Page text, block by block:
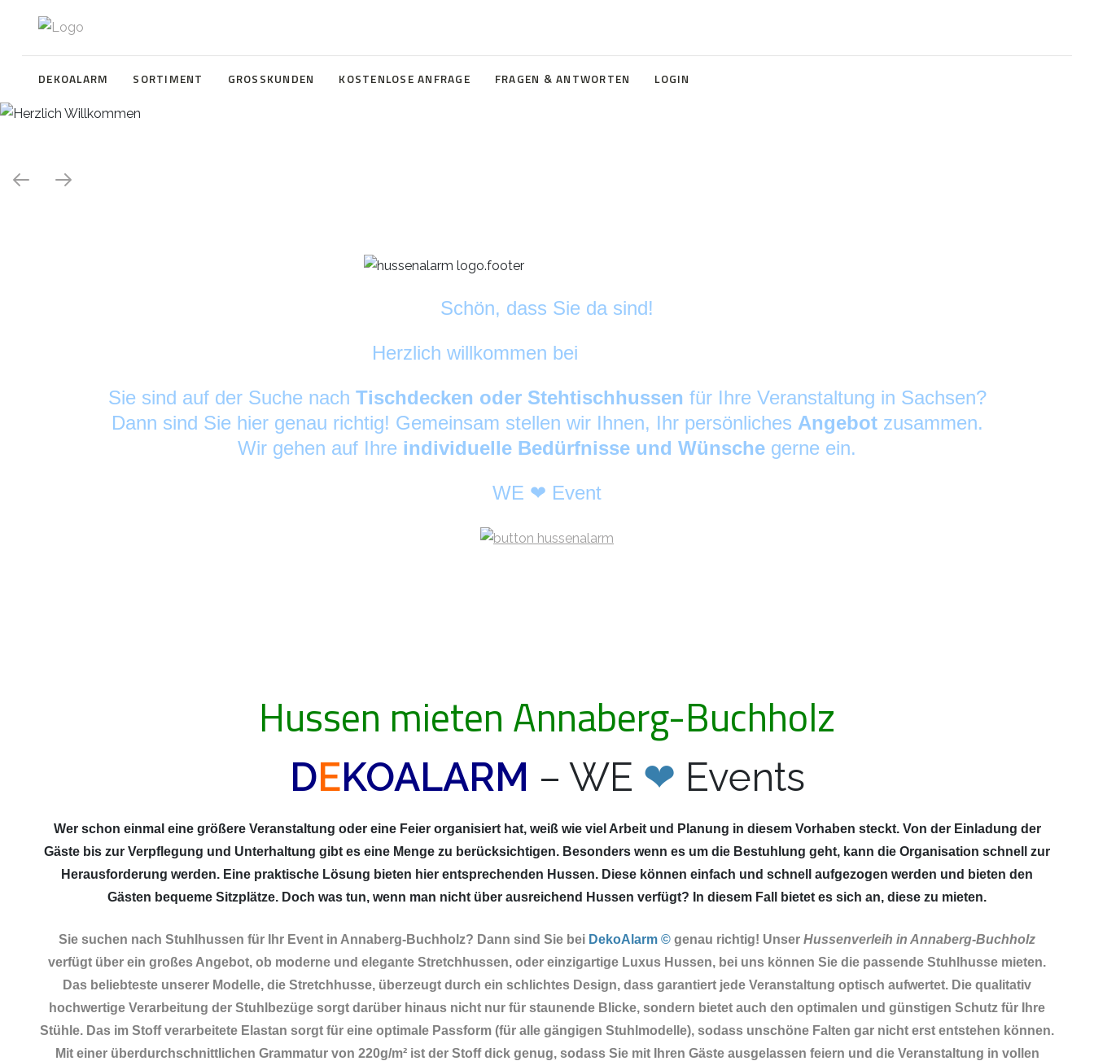
DEKOALARM SORTIMENT GROSSKUNDEN KOSTENLOSE ANFRAGE FRAGEN & ANTWORTEN LOGIN
WE ❤️ EVENT
Schön, dass Sie da sind!
Herzlich willkommen bei
Sie sind auf der Suche nach Tischdecken oder Stehtischhussen für Ihre Veranstaltung in Sachsen?
Dann sind Sie hier genau richtig! Gemeinsam stellen wir Ihnen, Ihr persönliches Angebot zusammen.
Wir gehen auf Ihre individuelle Bedürfnisse und Wünsche gerne ein.
WE ❤ Event
Hussen mieten Annaberg-Buchholz
DEKOALARM – WE ❤ Events
Wer schon einmal eine größere Veranstaltung oder eine Feier organisiert hat, weiß wie viel Arbeit und Planung in diesem Vorhaben steckt. Von der Einladung der
Gäste bis zur Verpflegung und Unterhaltung gibt es eine Menge zu berücksichtigen. Besonders wenn es um die Bestuhlung geht, kann die Organisation schnell zur
Herausforderung werden. Eine praktische Lösung bieten hier entsprechenden Hussen. Diese können einfach und schnell aufgezogen werden und bieten den
Gästen bequeme Sitzplätze. Doch was tun, wenn man nicht über ausreichend Hussen verfügt? In diesem Fall bietet es sich an, diese zu mieten.
Sie suchen nach Stuhlhussen für Ihr Event in Annaberg-Buchholz? Dann sind Sie bei DekoAlarm © genau richtig! Unser Hussenverleih in Annaberg-Buchholz
verfügt über ein großes Angebot, ob moderne und elegante Stretchhussen, oder einzigartige Luxus Hussen, bei uns können Sie die passende Stuhlhusse mieten.
Das beliebteste unserer Modelle, die Stretchhusse, überzeugt durch ein schlichtes Design, dass garantiert jede Veranstaltung optisch aufwertet. Die qualitativ
hochwertige Verarbeitung der Stuhlbezüge sorgt darüber hinaus nicht nur für staunende Blicke, sondern bietet auch den optimalen und günstigen Schutz für Ihre
Stühle. Das im Stoff verarbeitete Elastan sorgt für eine optimale Passform (für alle gängigen Stuhlmodelle), sodass unschöne Falten gar nicht erst entstehen können.
Mit einer überdurchschnittlichen Grammatur von 220g/m² ist der Stoff dick genug, sodass Sie mit Ihren Gäste ausgelassen feiern und die Veranstaltung in vollen